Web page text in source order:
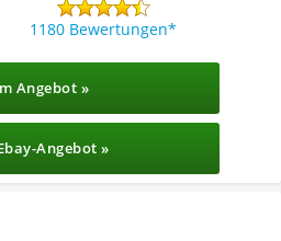
1180 Bewertungen
Angebot »
Angebot »